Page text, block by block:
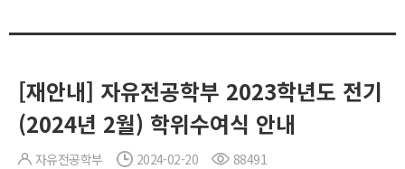
[재안내] 자유전공학부 2023학년도 전기
(2024년 2월) 학위수여식 안내
자유전공학부 2024-02-20 88491